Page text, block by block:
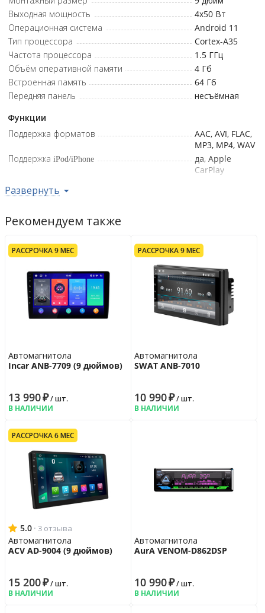
Выходная мощность
4x50 Вт
Операционная система
Android 11
Тип процессора
Cortex-A35
Частота процессора
1.5 ГГц
Объём оперативной памяти
4 Гб
Встроенная память
64 Гб
Передняя панель
несъёмная
Функции
Поддержка форматов
AAC, AVI, FLAC,
MP3, MP4, WAV
Поддержка iPod/iPhone
да, Apple
CarPlay
Навигационная система
Дисплей
Тип экрана
сенсорный,
многоцветный
Разрешение
1280x720пикс.
Диагональ
9дюйм
Сенсорный экран
да
Наличие USB порта
Наличие WiFi
да
Линейные выходы
Выход на сабвуфер
Настройки звука
Кол-во полос эквалайзера
Развернуть
Рекомендуем также
РАССРОЧКА 9 МЕС
Автомагнитола
Incar ANB-7709 (9 дюймов)
13 990₽/ шт.
В НАЛИЧИИ
РАССРОЧКА 9 МЕС
Автомагнитола
SWAT ANB-7010
10 990₽/ шт.
В НАЛИЧИИ
РАССРОЧКА 6 МЕС
5.0 · 3 отзыва
Автомагнитола
ACV AD-9004 (9 дюймов)
15 200₽/ шт.
В НАЛИЧИИ
Автомагнитола
AurA VENOM-D862DSP
10 990₽/ шт.
В НАЛИЧИИ